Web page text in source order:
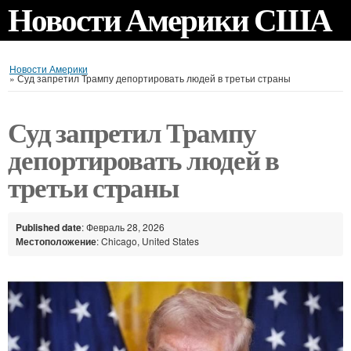
Новости Америки США
Новости Америки
»Суд запретил Трампу депортировать людей в третьи страны
Суд запретил Трампу
депортировать людей в
третьи страны
Published date: Февраль 28, 2026
Местоположение: Chicago, United States